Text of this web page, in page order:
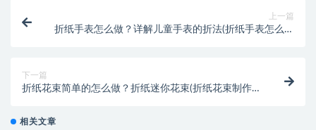
上一篇
折纸手表怎么做？详解儿童手表的折法(折纸手表怎么做
下一篇
折纸花束简单的怎么做？折纸迷你花束(折纸花束制作方
相关文章